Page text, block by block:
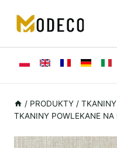
treści
/ PRODUKTY /
TKANINY POWLEKANE NA